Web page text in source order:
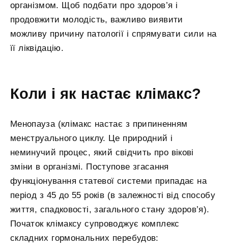
організмом. Щоб подбати про здоров’я і
продовжити молодість, важливо виявити
можливу причину патології і спрямувати сили на
її ліквідацію.
Коли і як настає клімакс?
Менопауза (клімакс настає з припиненням
менструального циклу. Це природний і
неминучий процес, який свідчить про вікові
зміни в організмі. Поступове згасання
функціонування статевої системи припадає на
період з 45 до 55 років (в залежності від способу
життя, спадковості, загального стану здоров’я).
Початок клімаксу супроводжує комплекс
складних гормональних перебудов: